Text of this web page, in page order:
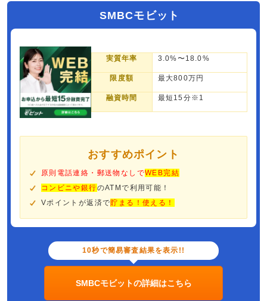
SMBCモビット
実質年率 3.0%〜18.0%
限度額 最大800万円
融資時間 最短15分※1
おすすめポイント
原則電話連絡・郵送物なしでWEB完結
コンビニや銀行のATMで利用可能！
Vポイントが返済で貯まる！使える！
10秒で簡易審査結果を表示!!
SMBCモビットの詳細はこちら